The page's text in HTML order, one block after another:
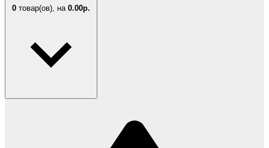
0 товар(ов), на 0.00р.